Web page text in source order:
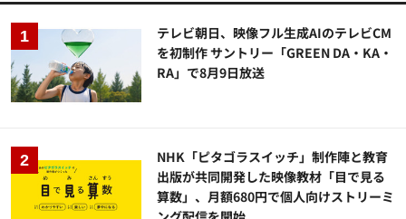
テレビ朝日、映像フル生成AIのテレビCM
を初制作 サントリー「GREEN DA・KA・
RA」で8月9日放送
NHK「ピタゴラスイッチ」制作陣と教育
出版が共同開発した映像教材「目で見る
算数」、月額680円で個人向けストリーミ